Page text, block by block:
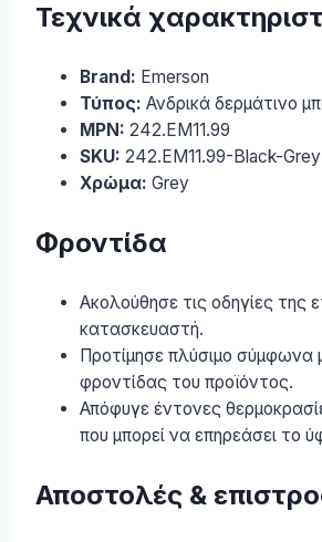
Τεχνικά
Brand: Emerson
Τύπος: Ανδρικά δερμάτινο
MPN: 242.EM11.99
SKU: 242.EM11.99-Black-Grey
Χρώμα: Grey
Φροντίδα
Ακολούθησε τις οδηγίες της
κατασκευαστή.
Προτίμησε πλύσιμο σύμφωνα
φροντίδας του προϊόντος.
Απόφυγε έντονες
που μπορεί να επηρεάσει το
Αποστολές &